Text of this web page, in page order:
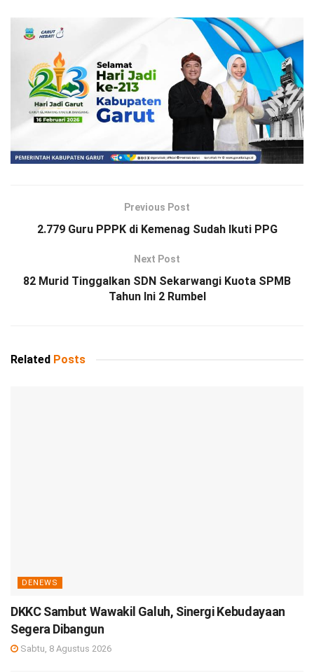
Previous Post
2.779 Guru PPPK di Kemenag Sudah Ikuti PPG
Next Post
82 Murid Tinggalkan SDN Sekarwangi Kuota SPMB
Tahun Ini 2 Rumbel
Related Posts
DENEWS
DKKC Sambut Wawakil Galuh, Sinergi Kebudayaan
Segera Dibangun
Sabtu, 8 Agustus 2026